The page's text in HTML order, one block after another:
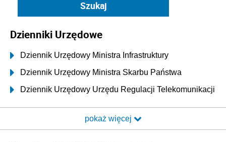
Dzienniki Urzędowe
Dziennik Urzędowy Ministra Infrastruktury
Dziennik Urzędowy Ministra Skarbu Państwa
Dziennik Urzędowy Urzędu Regulacji Telekomunikacji
Dziennik Urzędowy Ministra Transportu i Budownictwa
pokaż więcej